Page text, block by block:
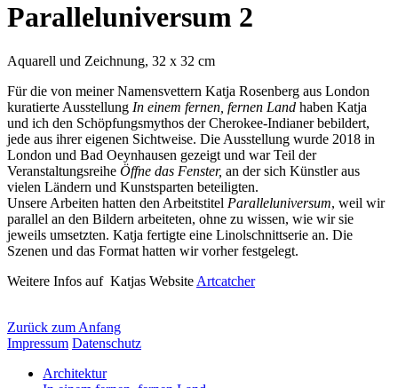
Paralleluniversum 2
Aquarell und Zeichnung, 32 x 32 cm
Für die von meiner Namensvettern Katja Rosenberg aus London
kuratierte Ausstellung In einem fernen, fernen Land haben Katja
und ich den Schöpfungsmythos der Cherokee-Indianer bebildert,
jede aus ihrer eigenen Sichtweise. Die Ausstellung wurde 2018 in
London und Bad Oeynhausen gezeigt und war Teil der
Veranstaltungsreihe Öffne das Fenster, an der sich Künstler aus
vielen Ländern und Kunstsparten beteiligten.
Unsere Arbeiten hatten den Arbeitstitel Paralleluniversum, weil wir
parallel an den Bildern arbeiteten, ohne zu wissen, wie wir sie
jeweils umsetzten. Katja fertigte eine Linolschnittserie an. Die
Szenen und das Format hatten wir vorher festgelegt.
Weitere Infos auf Katjas Website Artcatcher
Zurück zum Anfang
Impressum Datenschutz
Architektur